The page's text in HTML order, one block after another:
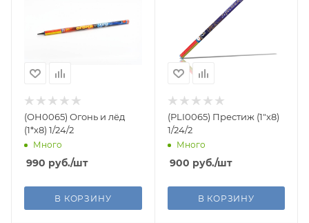
(ОН0065) Огонь и лёд
(1*х8) 1/24/2
Много
990 руб./шт
В КОРЗИНУ
(PLI0065) Престиж (1"х8)
1/24/2
Много
900 руб./шт
В КОРЗИНУ